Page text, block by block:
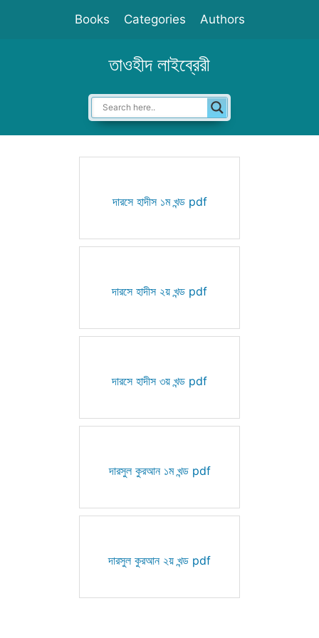
Books Categories Authors
তাওহীদ লাইব্রেরী
দারসে হাদীস ১ম খন্ড pdf
দারসে হাদীস ২য় খন্ড pdf
দারসে হাদীস ৩য় খন্ড pdf
দারসুল কুরআন ১ম খন্ড pdf
দারসুল কুরআন ২য় খন্ড pdf